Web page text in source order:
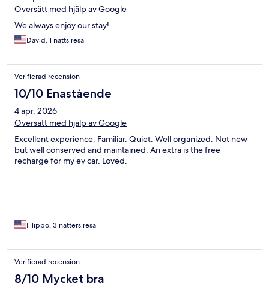
Översätt med hjälp av Google
We always enjoy our stay!
David, 1 natts resa
Verifierad recension
10/10 Enastående
4 apr. 2026
Översätt med hjälp av Google
Excellent experience. Familiar. Quiet. Well organized. Not new
but well conserved and maintained. An extra is the free
recharge for my ev car. Loved.
Filippo, 3 nätters resa
Verifierad recension
8/10 Mycket bra